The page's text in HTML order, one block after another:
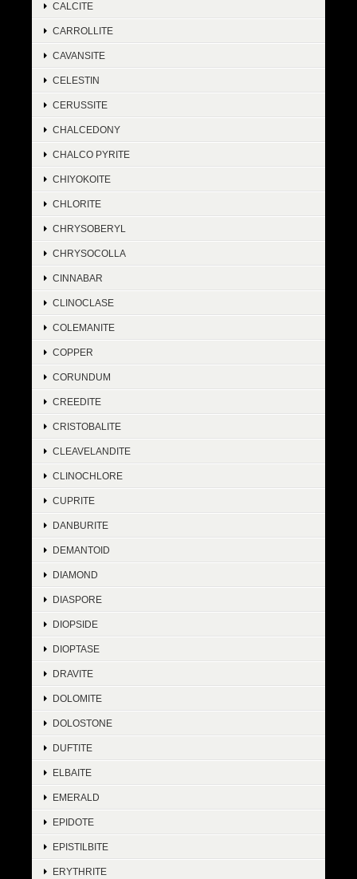
CALCITE
CARROLLITE
CAVANSITE
CELESTIN
CERUSSITE
CHALCEDONY
CHALCO PYRITE
CHIYOKOITE
CHLORITE
CHRYSOBERYL
CHRYSOCOLLA
CINNABAR
CLINOCLASE
COLEMANITE
COPPER
CORUNDUM
CREEDITE
CRISTOBALITE
CLEAVELANDITE
CLINOCHLORE
CUPRITE
DANBURITE
DEMANTOID
DIAMOND
DIASPORE
DIOPSIDE
DIOPTASE
DRAVITE
DOLOMITE
DOLOSTONE
DUFTITE
ELBAITE
EMERALD
EPIDOTE
EPISTILBITE
ERYTHRITE